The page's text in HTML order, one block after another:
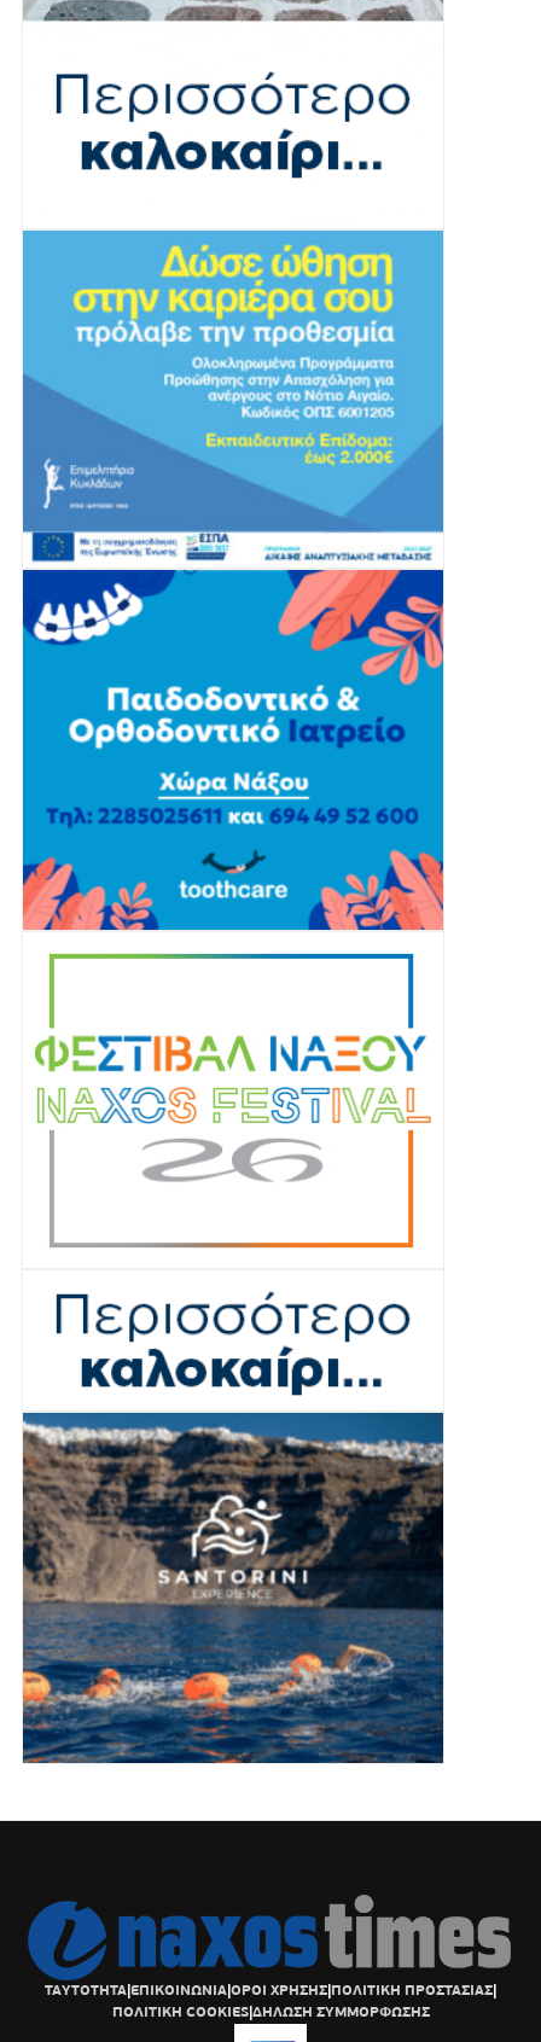
ΤΑΥΤΟΤΗΤΑ|ΕΠΙΚΟΙΝΩΝΙΑ|ΟΡΟΙ ΧΡΗΣΗΣ|ΠΟΛΙΤΙΚΗ ΠΡΟΣΤΑΣΙΑΣ|
ΠΟΛΙΤΙΚΗ COOKIES|ΔΗΛΩΣΗ ΣΥΜΜΟΡΦΩΣΗΣ